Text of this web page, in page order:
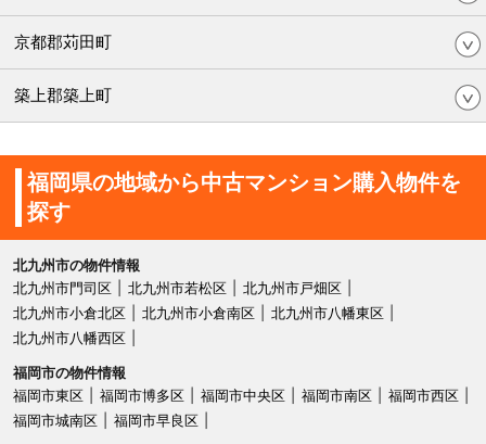
京都郡苅田町
築上郡築上町
福岡県の地域から中古マンション購入物件を
探す
北九州市の物件情報
北九州市門司区
北九州市若松区
北九州市戸畑区
北九州市小倉北区
北九州市小倉南区
北九州市八幡東区
北九州市八幡西区
福岡市の物件情報
福岡市東区
福岡市博多区 福岡市中央区 福岡市南区
福岡市西区
福岡市城南区
福岡市早良区